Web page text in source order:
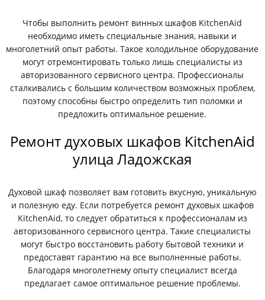
Чтобы выполнить ремонт винных шкафов KitchenAid
необходимо иметь специальные знания, навыки и
многолетний опыт работы. Такое холодильное оборудование
могут отремонтировать только лишь специалисты из
авторизованного сервисного центра. Профессионалы
сталкивались с большим количеством возможных проблем,
поэтому способны быстро определить тип поломки и
предложить оптимальное решение.
Ремонт духовых шкафов KitchenAid
улица Ладожская
Духовой шкаф позволяет вам готовить вкусную, уникальную
и полезную еду. Если потребуется ремонт духовых шкафов
KitchenAid, то следует обратиться к профессионалам из
авторизованного сервисного центра. Такие специалисты
могут быстро восстановить работу бытовой техники и
предоставят гарантию на все выполненные работы.
Благодаря многолетнему опыту специалист всегда
предлагает самое оптимальное решение проблемы.